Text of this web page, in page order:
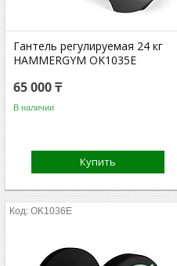
Гантель регулируемая 24 кг
HAMMERGYM OK1035E
65 000 ₸
В наличии
Купить
OK1036E